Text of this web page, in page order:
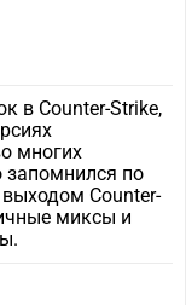
в Counter-Strike,
многих
запомнился по
Counter-
миксы и